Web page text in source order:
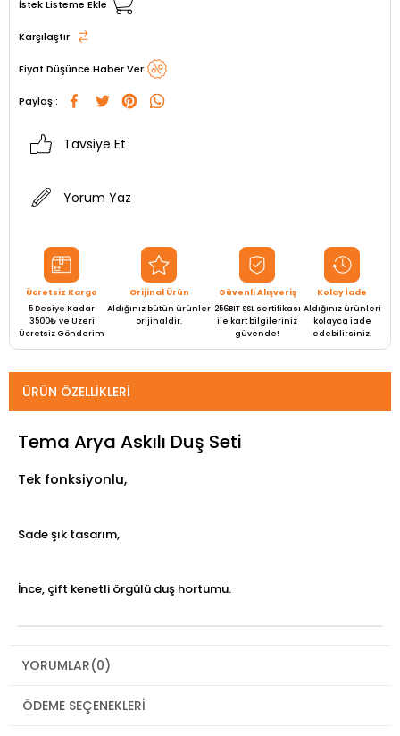
İstek Listeme Ekle
Karşılaştır
Fiyat Düşünce Haber Ver
Paylaş :
Tavsiye Et
Yorum Yaz
Ücretsiz Kargo
5 Desiye Kadar
3500₺ ve Üzeri
Ücretsiz Gönderim
Orijinal Ürün
Aldığınız bütün ürünler
orijinaldir.
Güvenli Alışveriş
256BIT SSL sertifikası
ile kart bilgileriniz
güvende!
Kolay İade
Aldığınız ürünleri
kolayca iade
edebilirsiniz.
ÜRÜN ÖZELLIKLERI
Tema Arya Askılı Duş Seti
Tek fonksiyonlu,
Sade şık tasarım,
İnce, çift kenetli örgülü duş hortumu.
YORUMLAR(0)
ÖDEME SEÇENEKLERI